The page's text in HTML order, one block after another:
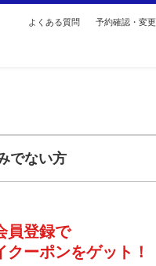
よくある質問 予約確認・変更
でない方
員登録で
クーポンをゲット！